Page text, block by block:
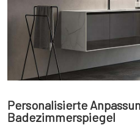
Personalisierte
Badezimmerspiegel